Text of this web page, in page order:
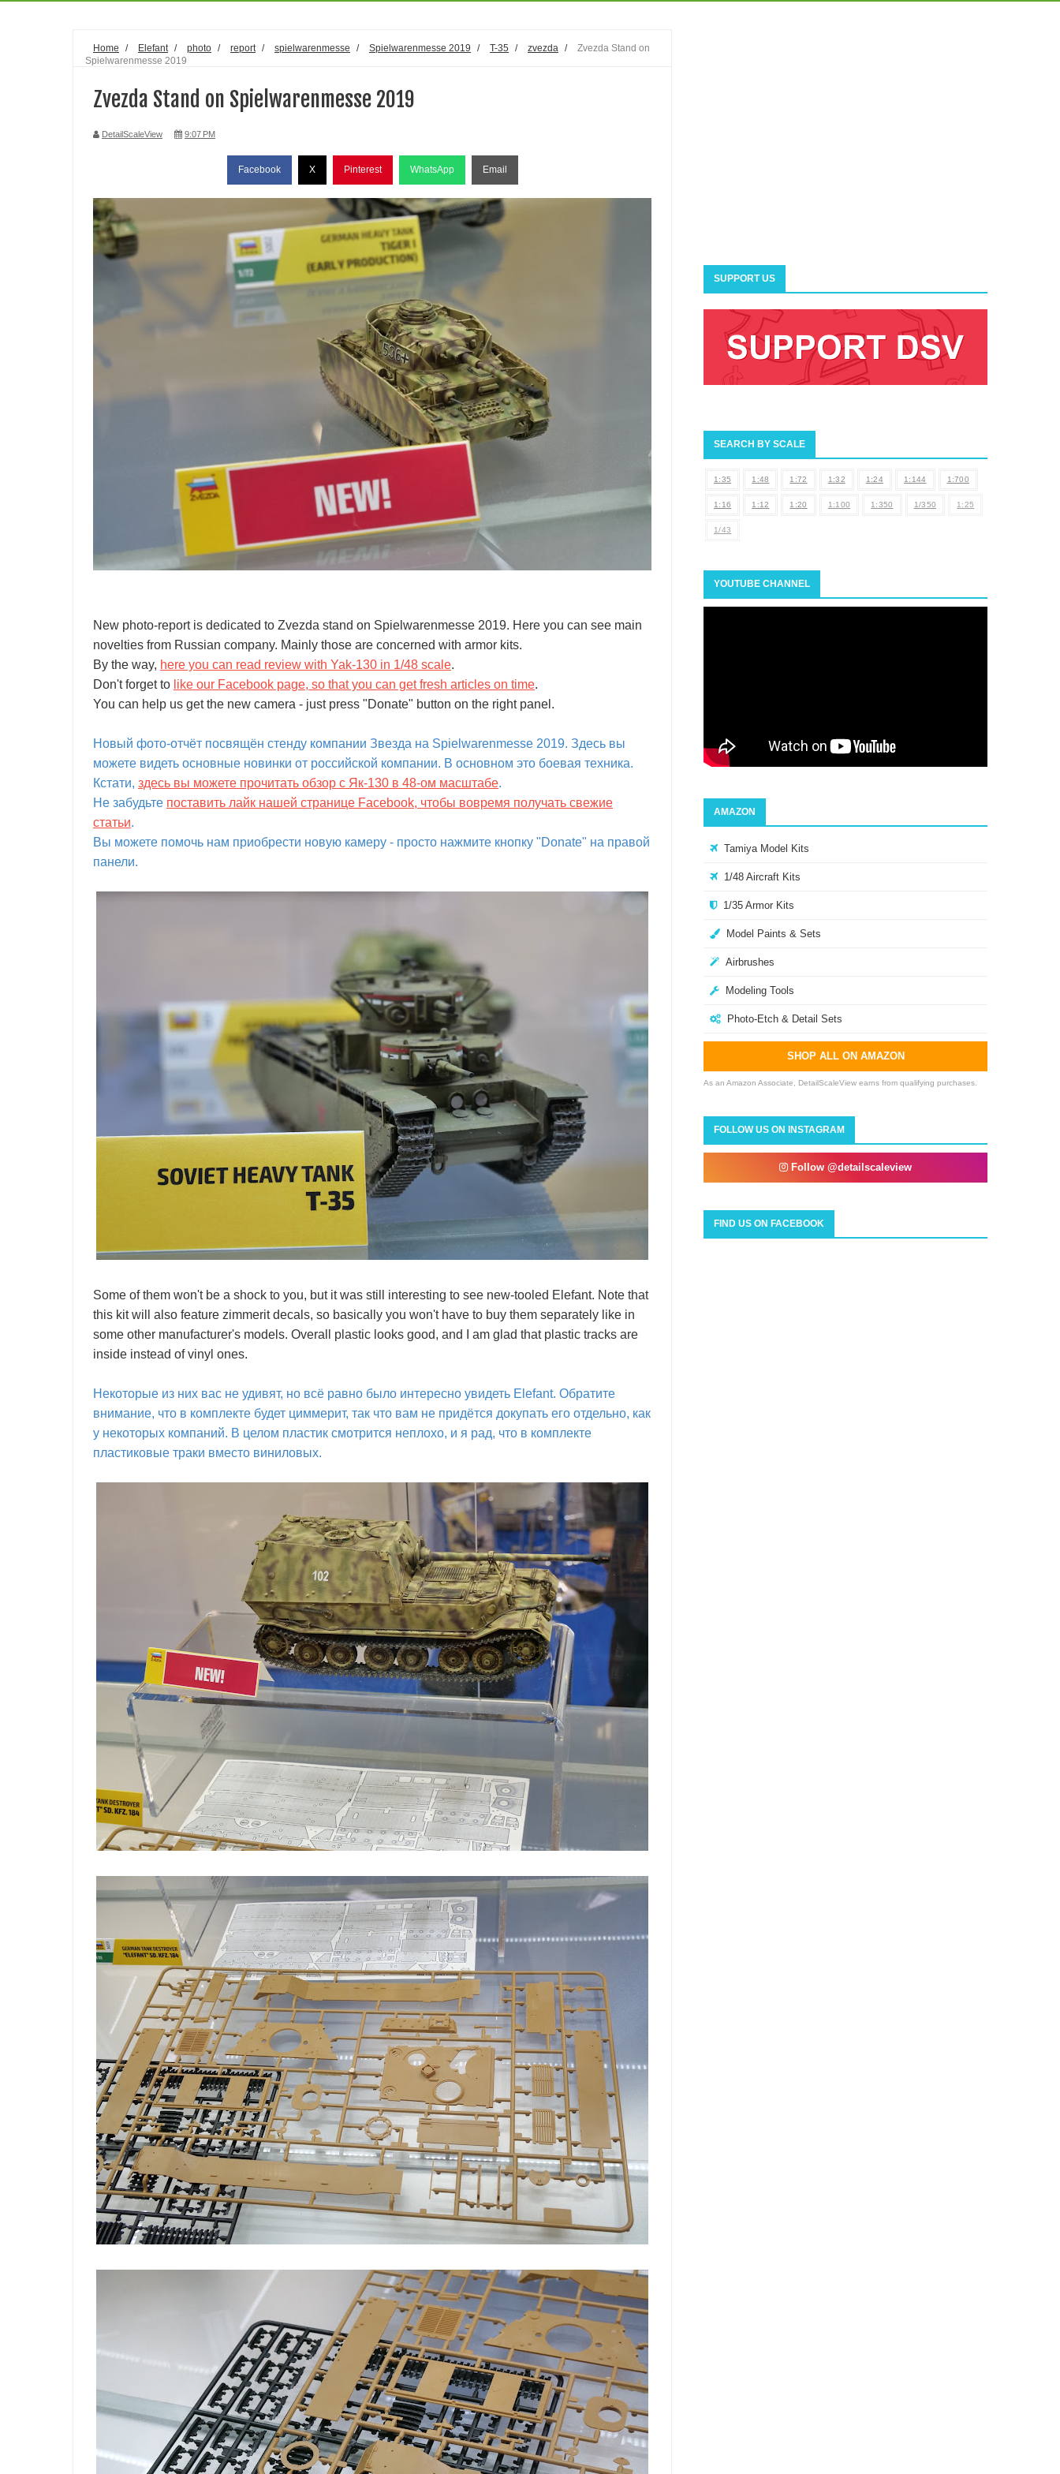
Home / Elefant / photo / report / spielwarenmesse / Spielwarenmesse 2019 / T-35 / zvezda /
Zvezda Stand on
Spielwarenmesse 2019
Zvezda Stand on Spielwarenmesse 2019
DetailScaleView 9:07 PM
Facebook X Pinterest WhatsApp Email
New photo-report is dedicated to Zvezda stand on Spielwarenmesse 2019. Here you can see main
novelties from Russian company. Mainly those are concerned with armor kits.
By the way, here you can read review with Yak-130 in 1/48 scale.
Don't forget to like our Facebook page, so that you can get fresh articles on time.
You can help us get the new camera - just press "Donate" button on the right panel.
Новый фото-отчёт посвящён стенду компании Звезда на Spielwarenmesse 2019. Здесь вы
можете видеть основные новинки от российской компании. В основном это боевая техника.
Кстати, здесь вы можете прочитать обзор с Як-130 в 48-ом масштабе.
Не забудьте поставить лайк нашей странице Facebook, чтобы вовремя получать свежие
статьи.
Вы можете помочь нам приобрести новую камеру - просто нажмите кнопку "Donate" на правой
панели.
Some of them won't be a shock to you, but it was still interesting to see new-tooled Elefant. Note that
this kit will also feature zimmerit decals, so basically you won't have to buy them separately like in
some other manufacturer's models. Overall plastic looks good, and I am glad that plastic tracks are
inside instead of vinyl ones.
Некоторые из них вас не удивят, но всё равно было интересно увидеть Elefant. Обратите
внимание, что в комплекте будет циммерит, так что вам не придётся докупать его отдельно, как
у некоторых компаний. В целом пластик смотрится неплохо, и я рад, что в комплекте
пластиковые траки вместо виниловых.
SUPPORT US
SEARCH BY SCALE
1:35 1:48 1:72 1:32 1:24 1:144 1:700
1:16 1:12 1:20 1:100 1:350 1/350 1:25
1/43
YOUTUBE CHANNEL
AMAZON
Tamiya Model Kits
1/48 Aircraft Kits
1/35 Armor Kits
Model Paints & Sets
Airbrushes
Modeling Tools
Photo-Etch & Detail Sets
SHOP ALL ON AMAZON
As an Amazon Associate, DetailScaleView earns from qualifying purchases.
FOLLOW US ON INSTAGRAM
Follow @detailscaleview
FIND US ON FACEBOOK